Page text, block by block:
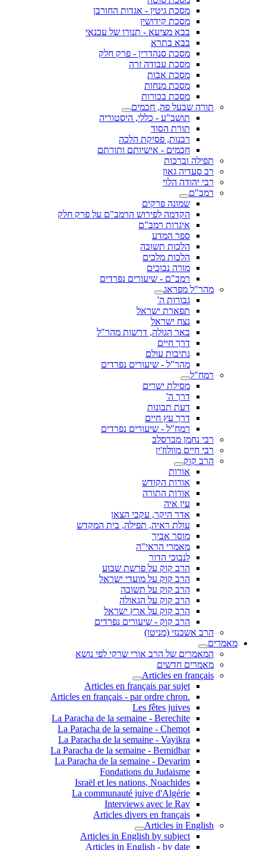
מסכת גיטין - אגדות החורבן
מסכת קידושין
בבא מציעא - תנורו של עכנאי
בבא בתרא
מסכת סנהדרין - פרק חלק
מסכת עבודה זרה
מסכת אבות
מסכת מנחות
מסכת בכורות
תורה שבעל פה, חכמים
תושב"ע - כללי, היסטוריה
תורת הסוד
רבנות, פסיקת הלכה
חכמים - אישיותם ותורתם
תפילה וברכות
רב סעדיה גאון
רבי יהודה הלוי
רמב"ם
שמונה פרקים
הקדמה לפירוש הרמב"ם על פרק חלק
איגרות רמב"ם
ספר המדע
הלכות תשובה
הלכות מלכים
מורה נבוכים
רמב"ם - שיעורים נפרדים
מהר"ל מפראג
גבורות ה'
תפארת ישראל
נצח ישראל
באר הגולה, דרשות מהר"ל
דרך חיים
נתיבות עולם
מהר"ל - שיעורים נפרדים
רמח"ל
מסילת ישרים
דרך ה'
דעת תבונות
דרך עץ חיים
רמח"ל - שיעורים נפרדים
רבי נחמן מברסלב
רבי חיים מוולוז'ין
הרב קוק
אורות
אורות הקודש
אורות התורה
עין איה
אדר היקר, עקבי הצאן
עולת ראיה, תפילה, בית המקדש
מוסר אביך
מאמרי הראי"ה
לנבוכי הדור
הרב קוק על פרשת שבוע
הרב קוק על מועדי ישראל
הרב קוק על תשובה
הרב קוק על הגאולה
הרב קוק על ארץ ישראל
הרב קוק - שיעורים נפרדים
הרב אשכנזי (מניטו)
מאמרים
המאמרים של הרב אורי שרקי לפי נושא
מאמרים חדשים
Articles en français
Articles en français par sujet
.Articles en français - par ordre chron
Les fêtes juives
La Paracha de la semaine - Berechite
La Paracha de la semaine - Chemot
La Paracha de la semaine - Vayikra
La Paracha de la semaine - Bemidbar
La Paracha de la semaine - Devarim
Fondations du Judaisme
Israël et les nations, Noachides
La communauté juive d'Algérie
Interviews avec le Rav
Articles divers en français
Articles in English
Articles in English by subject
Articles in English - by date